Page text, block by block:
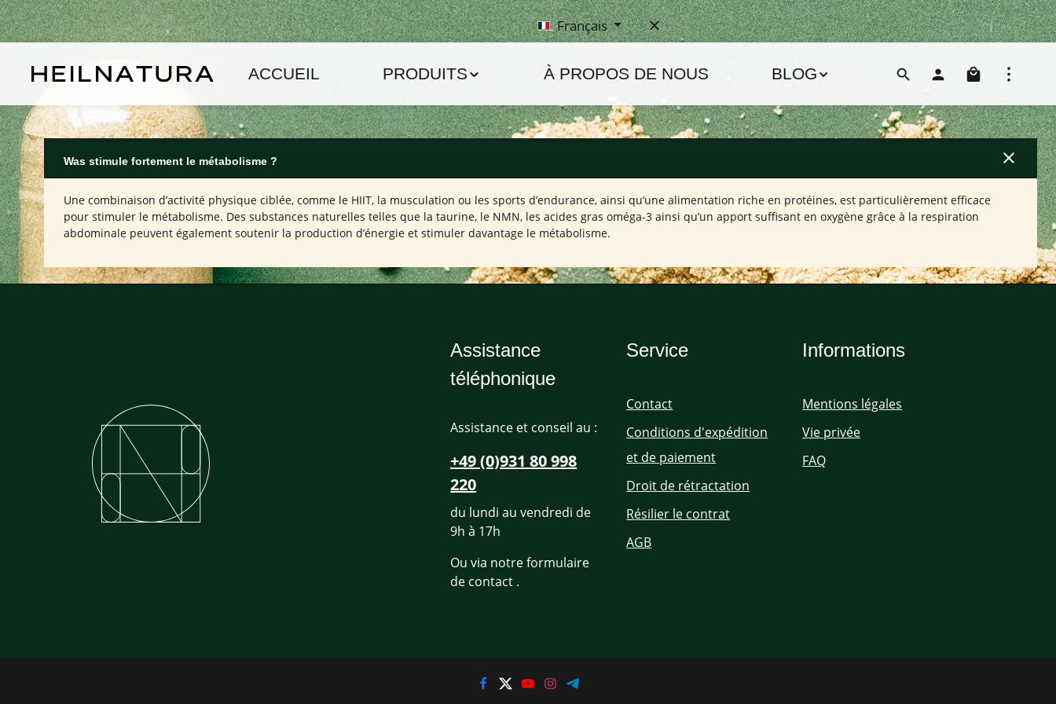
au contenu principal
Passer à la navigation principale Français
ACCUEIL PRODUITS À PROPOS DE NOUS BLOG Le
Was stimule fortement le métabolisme ?
Une combinaison d’activité physique ciblée, comme le HIIT, la musculation ou les sports d’endurance, ainsi qu’une alimentation riche en protéines, est particulièrement efficace
pour stimuler le métabolisme. Des substances naturelles telles que la taurine, le NMN, les acides gras oméga-3 ainsi qu’un apport suffisant en oxygène grâce à la respiration
abdominale peuvent également soutenir la production d’énergie et stimuler davantage le métabolisme.
Assistance
téléphonique
Assistance et conseil au :
+49 (0)931 80 998
220
du lundi au vendredi de
9h à 17h
Ou via notre formulaire
de contact .
Service
Contact
Conditions d'expédition
et de paiement
Droit de rétractation
Résilier le contrat
AGB
Informations
Mentions légales
Vie privée
FAQ